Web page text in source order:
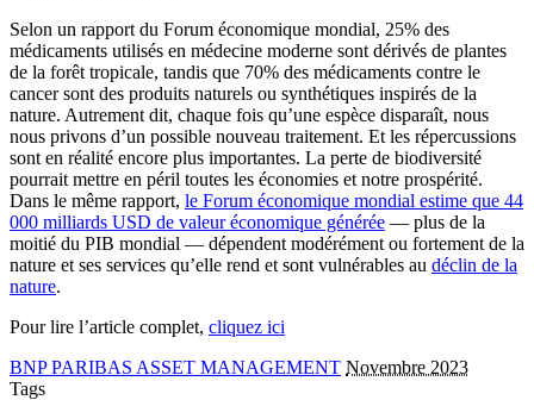
Selon un rapport du Forum économique mondial, 25% des
médicaments utilisés en médecine moderne sont dérivés de plantes
de la forêt tropicale, tandis que 70% des médicaments contre le
cancer sont des produits naturels ou synthétiques inspirés de la
nature. Autrement dit, chaque fois qu’une espèce disparaît, nous
nous privons d’un possible nouveau traitement. Et les répercussions
sont en réalité encore plus importantes. La perte de biodiversité
pourrait mettre en péril toutes les économies et notre prospérité.
Dans le même rapport, le Forum économique mondial estime que 44
000 milliards USD de valeur économique générée — plus de la
moitié du PIB mondial — dépendent modérément ou fortement de la
nature et ses services qu’elle rend et sont vulnérables au déclin de la
nature.
Pour lire l’article complet, cliquez ici
BNP PARIBAS ASSET MANAGEMENT Novembre 2023
Tags